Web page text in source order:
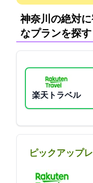
神奈川の絶対
なプランを探す
楽天トラベル
ピックアップ